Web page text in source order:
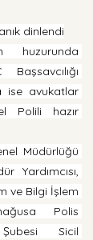
dinlendi
huzurunda
ise avukatlar
Polili hazır
Müdürlüğü
Yardımcısı,
ve Bilgi İşlem
Polis
Sicil